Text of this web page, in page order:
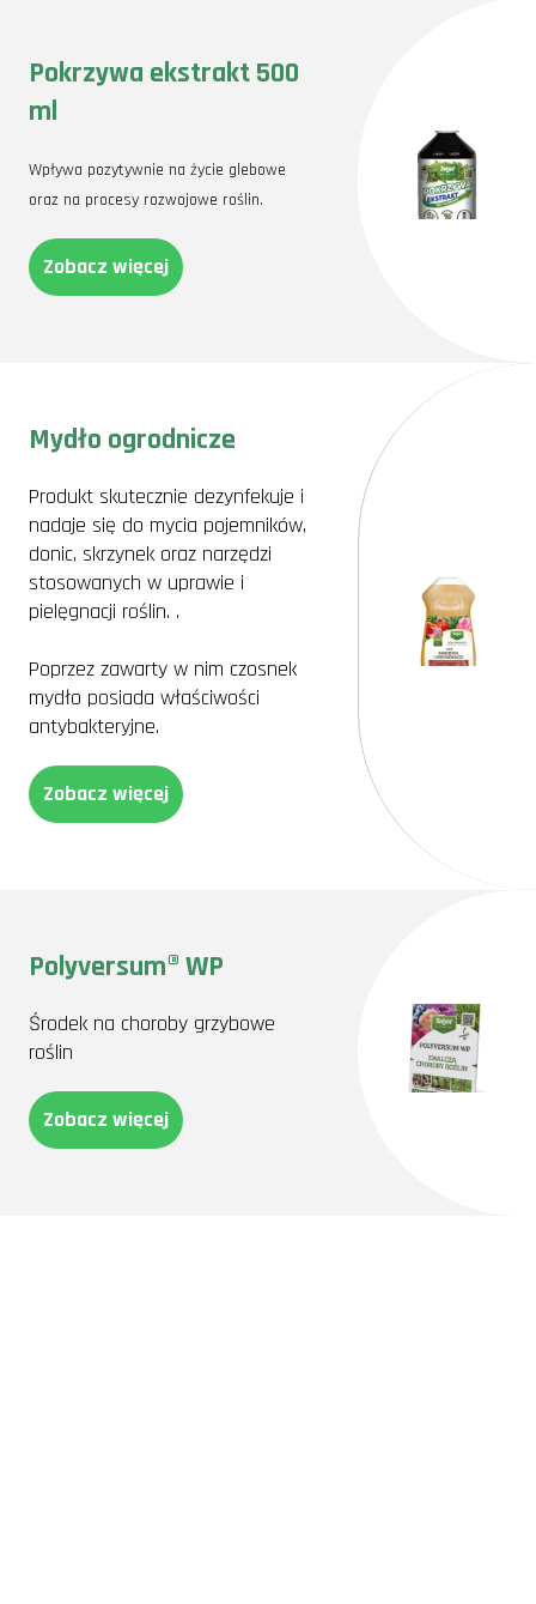
Pokrzywa ekstrakt 500
ml
Wpływa pozytywnie na życie glebowe
oraz na procesy rozwojowe roślin.
Zobacz więcej
Mydło ogrodnicze
Produkt skutecznie dezynfekuje i
nadaje się do mycia pojemników,
donic, skrzynek oraz narzędzi
stosowanych w uprawie i
pielęgnacji roślin. .
Poprzez zawarty w nim czosnek
mydło posiada właściwości
antybakteryjne.
Zobacz więcej
Polyversum® WP
Środek na choroby grzybowe
roślin
Zobacz więcej